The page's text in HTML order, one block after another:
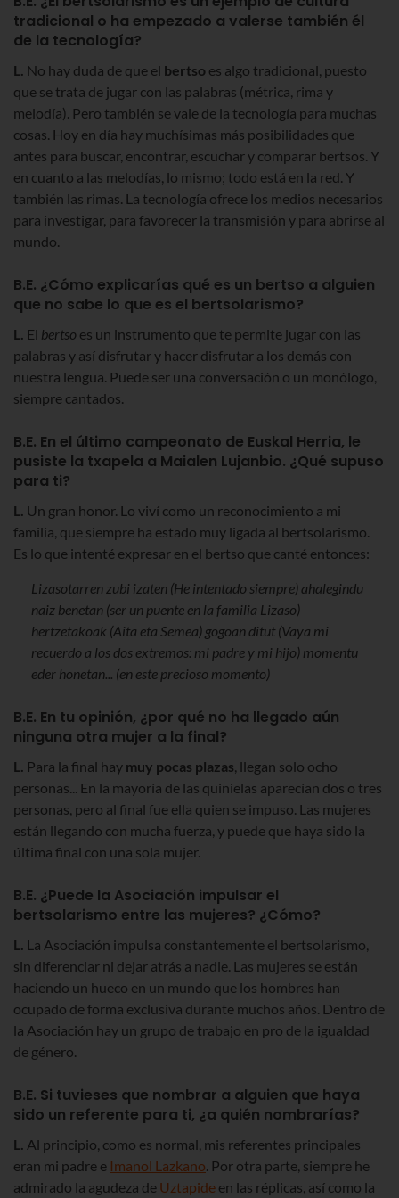
tradicional o ha empezado a valerse también él
de la tecnología?
L. No hay duda de que el bertso es algo tradicional, puesto
que se trata de jugar con las palabras (métrica, rima y
melodía). Pero también se vale de la tecnología para muchas
cosas. Hoy en día hay muchísimas más posibilidades que
antes para buscar, encontrar, escuchar y comparar bertsos. Y
en cuanto a las melodías, lo mismo; todo está en la red. Y
también las rimas. La tecnología ofrece los medios necesarios
para investigar, para favorecer la transmisión y para abrirse al
mundo.
B.E. ¿Cómo explicarías qué es un bertso a alguien
que no sabe lo que es el bertsolarismo?
L. El bertso es un instrumento que te permite jugar con las
palabras y así disfrutar y hacer disfrutar a los demás con
nuestra lengua. Puede ser una conversación o un monólogo,
siempre cantados.
B.E. En el último campeonato de Euskal Herria, le
pusiste la txapela a Maialen Lujanbio. ¿Qué supuso
para ti?
L.
Un gran honor. Lo viví como un reconocimiento a mi
familia, que siempre ha estado muy ligada al bertsolarismo.
Es lo que intenté expresar en el bertso que canté entonces:
Lizasotarren zubi izaten (He intentado siempre) ahalegindu
naiz benetan (ser un puente en la familia Lizaso)
hertzetakoak (Aita eta Semea) gogoan ditut (Vaya mi
recuerdo a los dos extremos: mi padre y mi hijo) momentu
eder honetan... (en este precioso momento)
B.E. En tu opinión, ¿por qué no ha llegado aún
ninguna otra mujer a la final?
L. Para la final hay muy pocas plazas , llegan solo ocho
personas... En la mayoría de las quinielas aparecían dos o tres
personas, pero al final fue ella quien se impuso. Las mujeres
están llegando con mucha fuerza, y puede que haya sido la
última final con una sola mujer.
B.E. ¿Puede la Asociación impulsar el
bertsolarismo entre las mujeres? ¿Cómo?
L.
La Asociación impulsa constantemente el bertsolarismo,
sin diferenciar ni dejar atrás a nadie. Las mujeres se están
haciendo un hueco en un mundo que los hombres han
ocupado de forma exclusiva durante muchos años. Dentro de
la Asociación hay un grupo de trabajo en pro de la igualdad
de género.
B.E. Si tuvieses que nombrar a alguien que haya
sido un referente para ti, ¿a quién nombrarías?
L.
Al principio, como es normal, mis referentes principales
eran mi padre e Imanol Lazkano . Por otra parte, siempre he
admirado la agudeza de Uztapide en las réplicas, así como la